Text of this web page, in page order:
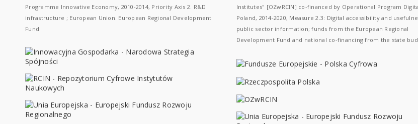
Programme Innovative Economy, 2010-2014, Priority Axis 2. R&D
infrastructure ; European Union. European Regional Development
Fund.
Institutes" [OZwRCIN] co-financed by Operational Program
Poland, 2014-2020, Measure 2.3: Digital accessibility and
public sector information; funds from the European Regional
Development Fund and national co-financing from the state